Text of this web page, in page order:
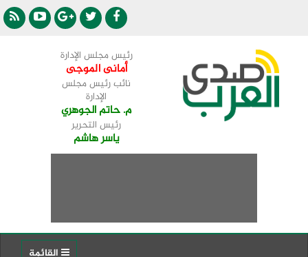
رئيس مجلس الإدارة
أمانى الموجى
نائب رئيس مجلس
الإدارة
م. حاتم الجوهري
رئيس التحرير
ياسر هاشم